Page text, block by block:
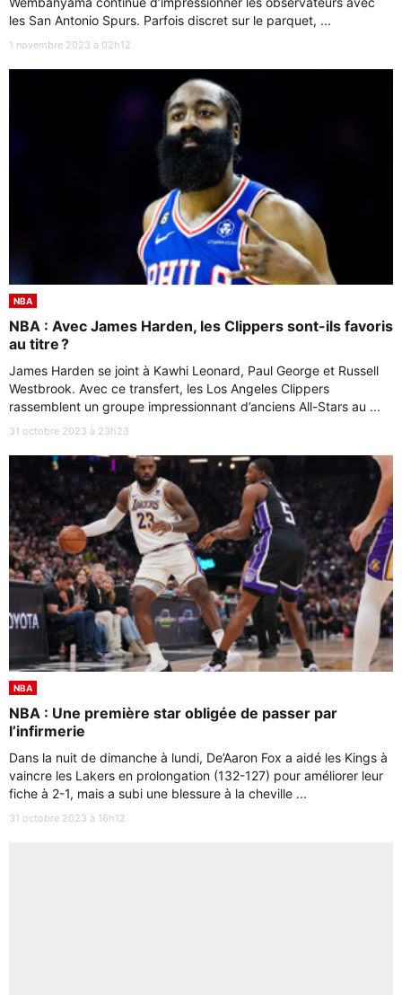
les San Antonio Spurs. Parfois discret sur le parquet, ...
1 novembre 2023 à 02h12
NBA
NBA : Avec James Harden, les Clippers sont-ils favoris
au titre ?
James Harden se joint à Kawhi Leonard, Paul George et Russell
Westbrook. Avec ce transfert, les Los Angeles Clippers
rassemblent un groupe impressionnant d’anciens All-Stars au ...
31 octobre 2023 à 23h23
NBA
NBA : Une première star obligée de passer par
l’infirmerie
Dans la nuit de dimanche à lundi, De’Aaron Fox a aidé les Kings à
vaincre les Lakers en prolongation (132-127) pour améliorer leur
fiche à 2-1, mais a subi une blessure à la cheville ...
31 octobre 2023 à 16h12